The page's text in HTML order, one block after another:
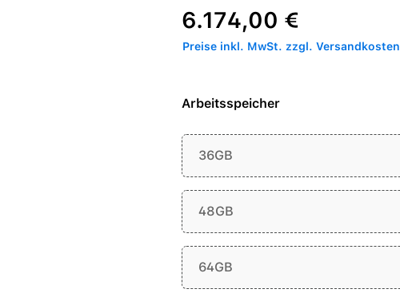
Regulärer Preis:
6.174,00 €
Preise inkl. MwSt. zzgl. Versandkosten
Arbeitsspeicher
36GB
48GB
64GB